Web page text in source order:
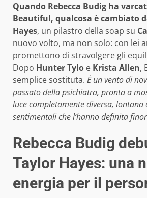
Quando Rebecca Budig ha
Beautiful, qualcosa è cambiato
Hayes, un pilastro della soap su
nuovo volto, ma non solo: con lei
promettono di stravolgere gli
Dopo Hunter Tylo e Krista Allen,
semplice sostituta. È un vento di
passato della psichiatra, pronta a
luce completamente diversa,
sentimentali che l’hanno definita
Rebecca Budig
Taylor Hayes: una
energia per il